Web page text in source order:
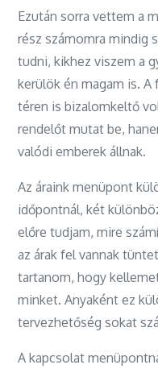
Ezután sorra vettem a
rész számomra mindig
tudni, kikhez viszem a
kerülök én magam is.
téren is bizalomkeltő
rendelőt mutat be,
valódi emberek állnak.
Az áraink menüpont
időpontnál, két
előre tudjam, mire
az árak fel vannak
tartanom, hogy
minket. Anyaként ez
tervezhetőség sokat
A kapcsolat